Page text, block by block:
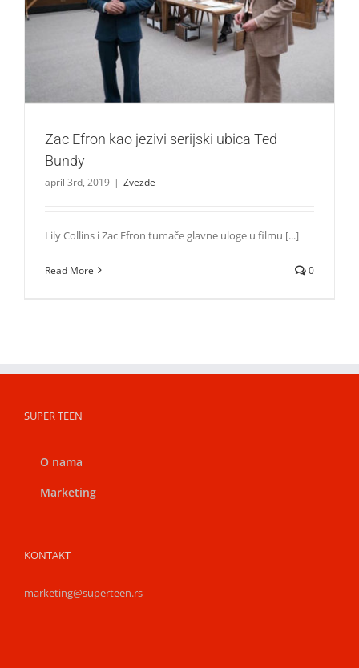
Zac Efron kao jezivi serijski ubica Ted Bundy
Zvezde
Zac Efron kao jezivi serijski ubica Ted
Bundy
april 3rd, 2019 | Zvezde
Lily Collins i Zac Efron tumače glavne uloge u filmu [...]
Read More 0
SUPER TEEN
O nama
Marketing
KONTAKT
marketing@superteen.rs